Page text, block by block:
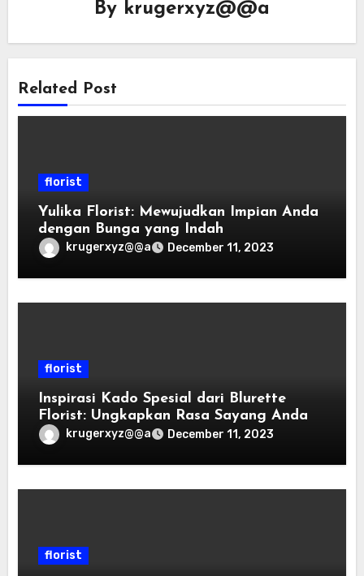
By krugerxyz@@a
Related Post
florist
Yulika Florist: Mewujudkan Impian Anda
dengan Bunga yang Indah
krugerxyz@@a December 11, 2023
florist
Inspirasi Kado Spesial dari Blurette
Florist: Ungkapkan Rasa Sayang Anda
krugerxyz@@a December 11, 2023
florist